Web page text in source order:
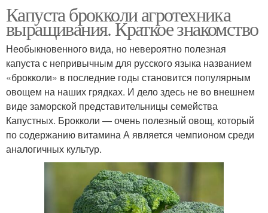
Капуста брокколи агротехника
выращивания. Краткое знакомство
Необыкновенного вида, но невероятно полезная
капуста с непривычным для русского языка названием
«брокколи» в последние годы становится популярным
овощем на наших грядках. И дело здесь не во внешнем
виде заморской представительницы семейства
Капустных. Брокколи — очень полезный овощ, который
по содержанию витамина А является чемпионом среди
аналогичных культур.